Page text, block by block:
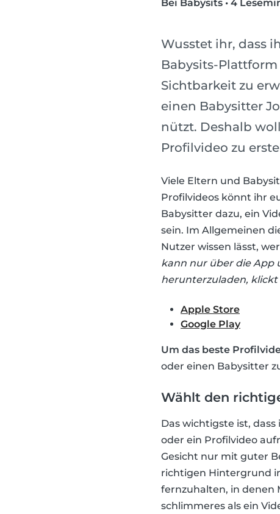
Bei Babysits • 4
Wusstet ihr, dass
Babysits-
Sichtbarkeit zu
einen Babysitter
nützt. Deshalb
Profilvideo zu
Viele Eltern und
Profilvideos könnt ihr
Babysitter dazu, ein
sein. Im Allgemeinen
Nutzer wissen lässt,
kann nur über die App
herunterzuladen, klickt
Apple Store
Google Play
Um das beste
oder einen Babysitter
Wählt den
Das wichtigste ist,
oder ein Profilvideo
Gesicht nur mit guter
richtigen Hintergrund
fernzuhalten, in denen
schlimmeres als ein